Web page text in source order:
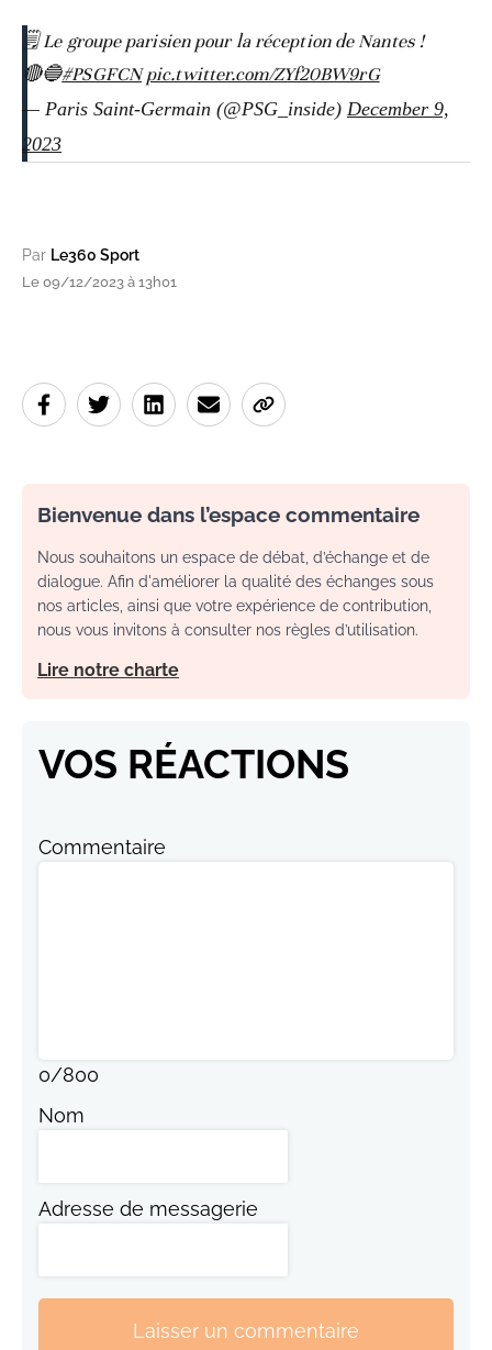
🗒️ Le groupe parisien pour la réception de Nantes !
🔴🔵#PSGFCN pic.twitter.com/ZYf20BW9rG
— Paris Saint-Germain (@PSG_inside) December 9,
2023
Par Le360 Sport
Le 09/12/2023 à 13h01
Bienvenue dans l’espace commentaire
Nous souhaitons un espace de débat, d’échange et de
dialogue. Afin d'améliorer la qualité des échanges sous
nos articles, ainsi que votre expérience de contribution,
nous vous invitons à consulter nos règles d’utilisation.
Lire notre charte
VOS RÉACTIONS
Commentaire
0/800
Nom
Adresse de messagerie
Laisser un commentaire